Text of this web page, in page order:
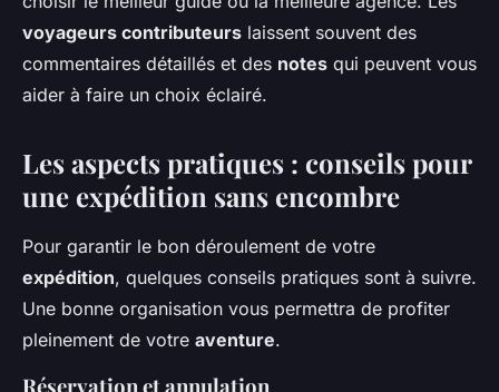
voyageurs contributeurs laissent souvent des
commentaires détaillés et des notes qui peuvent vous
aider à faire un choix éclairé.
Les aspects pratiques : conseils pour
une expédition sans encombre
Pour garantir le bon déroulement de votre
expédition, quelques conseils pratiques sont à suivre.
Une bonne organisation vous permettra de profiter
pleinement de votre aventure.
Réservation et annulation